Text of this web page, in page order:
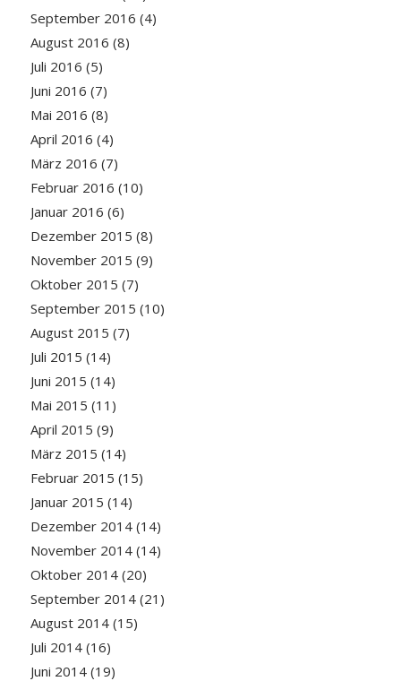
September 2016 (4)
August 2016 (8)
Juli 2016 (5)
Juni 2016 (7)
Mai 2016 (8)
April 2016 (4)
März 2016 (7)
Februar 2016 (10)
Januar 2016 (6)
Dezember 2015 (8)
November 2015 (9)
Oktober 2015 (7)
September 2015 (10)
August 2015 (7)
Juli 2015 (14)
Juni 2015 (14)
Mai 2015 (11)
April 2015 (9)
März 2015 (14)
Februar 2015 (15)
Januar 2015 (14)
Dezember 2014(14)
November 2014(14)
Oktober 2014(20)
September 2014(21)
August 2014(15)
Juli 2014(16)
Juni 2014(19)